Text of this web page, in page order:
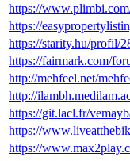
https://
https://
https://starity.hu/profil/
https://fairmark.com/
http://mehfeel.net/
http://
https://git.lacl.fr/
https://
https://